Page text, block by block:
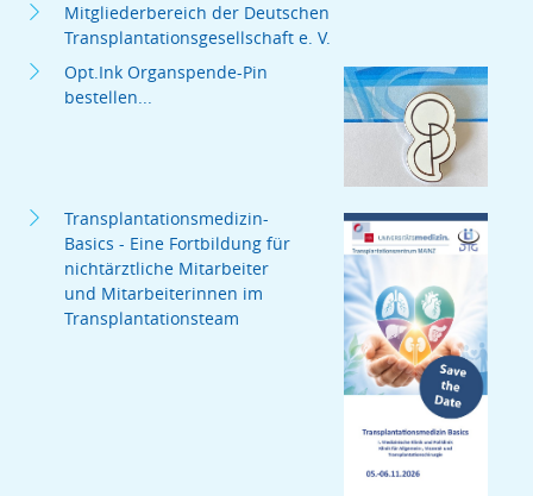
Mitgliederbereich der Deutschen
Transplantationsgesellschaft e. V.
Opt.Ink Organspende-Pin
bestellen...
Transplantationsmedizin-
Basics - Eine Fortbildung für
nichtärztliche Mitarbeiter
und Mitarbeiterinnen im
Transplantationsteam